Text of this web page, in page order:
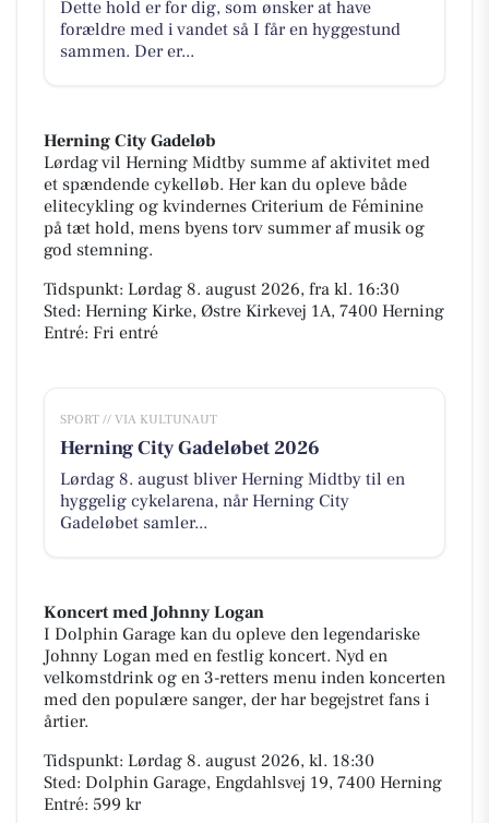
Dette hold er for dig, som ønsker at have
forældre med i vandet så I får en hyggestund
sammen. Der er...
Herning City Gadeløb
Lørdag vil Herning Midtby summe af aktivitet med
et spændende cykelløb. Her kan du opleve både
elitecykling og kvindernes Criterium de Féminine
på tæt hold, mens byens torv summer af musik og
god stemning.
Tidspunkt: Lørdag 8. august 2026, fra kl. 16:30
Sted: Herning Kirke, Østre Kirkevej 1A, 7400 Herning
Entré: Fri entré
SPORT // VIA KULTUNAUT
Herning City Gadeløbet 2026
Lørdag 8. august bliver Herning Midtby til en
hyggelig cykelarena, når Herning City
Gadeløbet samler...
Koncert med Johnny Logan
I Dolphin Garage kan du opleve den legendariske
Johnny Logan med en festlig koncert. Nyd en
velkomstdrink og en 3-retters menu inden koncerten
med den populære sanger, der har begejstret fans i
årtier.
Tidspunkt: Lørdag 8. august 2026, kl. 18:30
Sted: Dolphin Garage, Engdahlsvej 19, 7400 Herning
Entré: 599 kr